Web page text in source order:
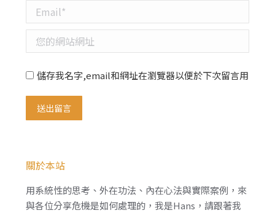
Email *
您的網站網址
儲存我名字,email和網址在瀏覽器以便於下次留言用
送出留言
關於本站
用系統性的思考、外在功法、內在心法與實際案例，來
與各位分享危機是如何處理的，我是Hans，請跟著我